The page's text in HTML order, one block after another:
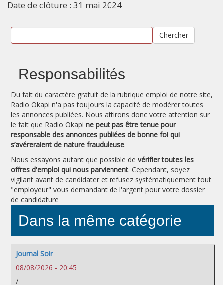
Date de clôture : 31 mai 2024
Chercher
Responsabilités
Du fait du caractère gratuit de la rubrique emploi de notre site,
Radio Okapi n'a pas toujours la capacité de modérer toutes
les annonces publiées. Nous attirons donc votre attention sur
le fait que Radio Okapi ne peut pas être tenue pour
responsable des annonces publiées de bonne foi qui
s’avéreraient de nature frauduleuse.
Nous essayons autant que possible de vérifier toutes les
offres d'emploi qui nous parviennent. Cependant, soyez
vigilant avant de candidater et refusez systématiquement tout
"employeur" vous demandant de l'argent pour votre dossier
de candidature
Dans la même catégorie
Journal Soir
08/08/2026 - 20:45
/